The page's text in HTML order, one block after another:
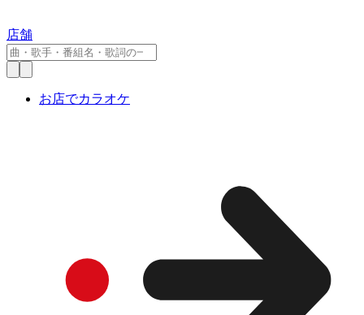
店舗
お店でカラオケ